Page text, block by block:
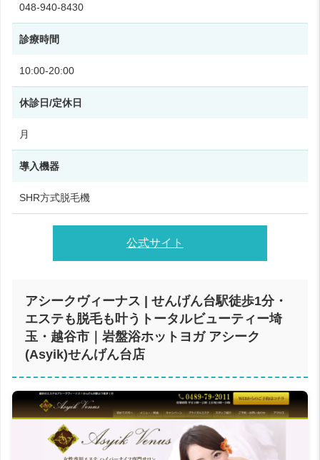
048-940-8430
診療時間
10:00‑20:00
休診日/定休日
月
導入機器
SHR方式脱毛機
公式サイト
アシークヴィーナス | せんげん台駅徒歩1分・
エステも脱毛も叶うトータルビューティー埼
玉・越谷市｜岩盤浴ホットヨガ アシーク
(Asyik)せんげん台店